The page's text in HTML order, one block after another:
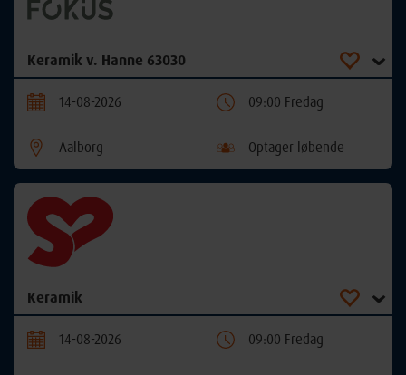
Keramik v. Hanne 63030
14-08-2026 09:00 Fredag
Aalborg Optager løbende
Keramik
14-08-2026 09:00 Fredag